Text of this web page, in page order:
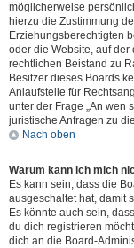
möglicherweise
hierzu die Zustimmung
Erziehungsberechtigten
oder die Website, auf der
rechtlichen Beistand zu
Besitzer dieses Boards
Anlaufstelle für
unter der Frage „An wen
juristische Anfragen zu
Nach oben
Warum kann ich mich
Es kann sein, dass die
ausgeschaltet hat, damit
Es könnte auch sein,
du dich registrieren
dich an die Board-